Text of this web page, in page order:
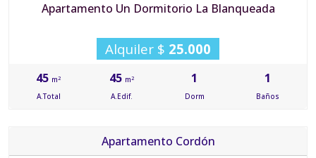
Apartamento Un Dormitorio La Blanqueada
Alquiler $ 25.000
45 m2
A.Total
45 m2
A.Edif.
1
Dorm
1
Baños
Apartamento Cordón